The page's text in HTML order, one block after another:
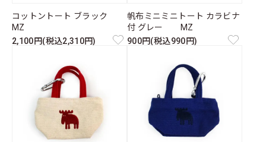
コットントート ブラック
MZ
2,100円(税込2,310円)
帆布ミニミニトート カラビナ
付 グレー MZ
900円(税込990円)